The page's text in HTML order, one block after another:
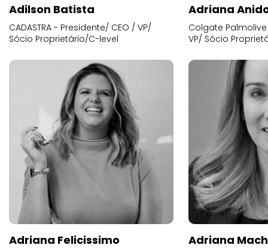
Adilson Batista
CADASTRA - Presidente/ CEO / VP/
Sócio Proprietário/C-level
Adriana
Colgate
VP/ Sócio
Adriana Felicissimo Adriana